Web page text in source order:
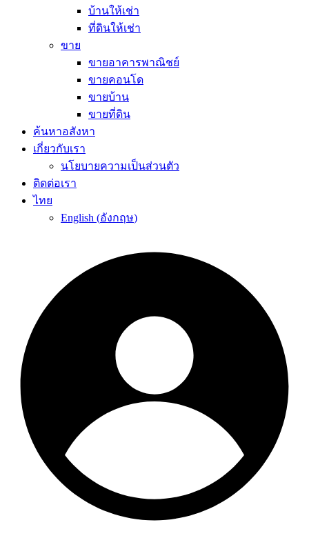
บ้านให้เช่า
ที่ดินให้เช่า
ขาย
ขายอาคารพาณิชย์
ขายคอนโด
ขายบ้าน
ขายที่ดิน
ค้นหาอสังหา
เกี่ยวกับเรา
นโยบายความเป็นส่วนตัว
ติดต่อเรา
ไทย
English (อังกฤษ)